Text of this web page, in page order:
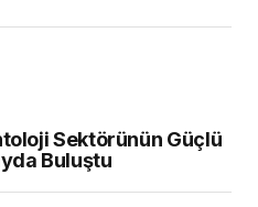
Sektörünün Güçlü
Buluştu